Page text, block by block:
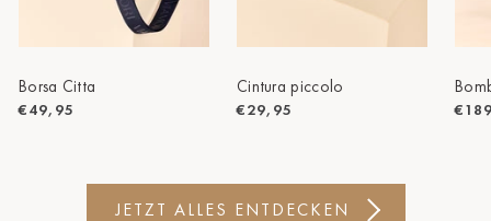
Zwettl
Borsa Citta
€49,95
Cintura piccolo
€29,95
JETZT ALLES ENTDECKEN